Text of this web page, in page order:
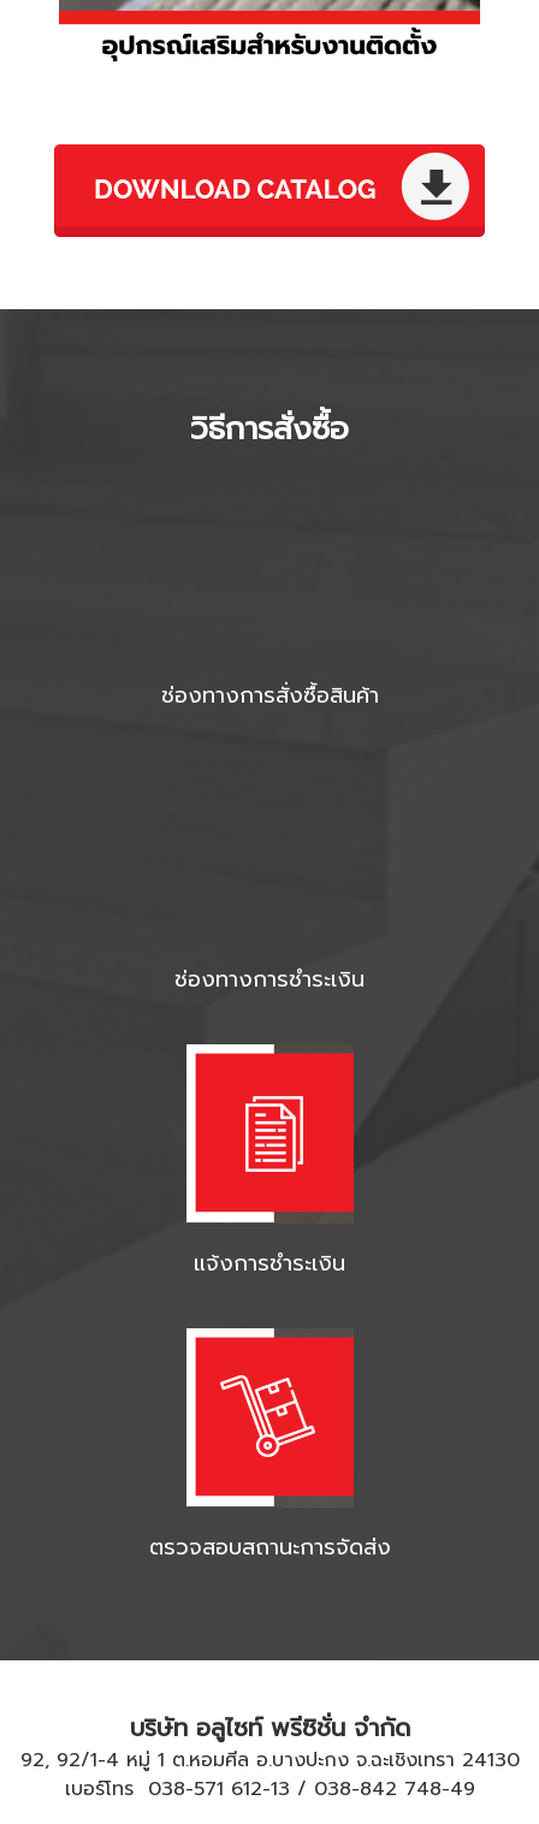
วิธีการสั่งซื้อ
ช่องทางการสั่งซื้อสินค้า
ช่องทางการชำระเงิน
แจ้งการชำระเงิน
ตรวจสอบสถานะการจัดส่ง
บริษัท อลูไซท์ พรีซิชั่น จำกัด
92, 92/1-4 หมู่ 1 ต.หอมศีล อ.บางปะกง จ.ฉะเชิงเทรา 24130
เบอร์โทร 038-571 612-13 / 038-842 748-49